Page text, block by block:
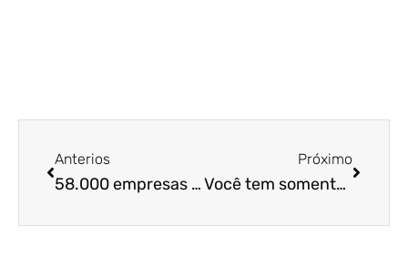
Anterios
58.000 empresas estão em malha fiscal. Saiba se você está no meio e o que fazer!
Próximo
Você tem somente até 31 de maio para entrega da declaração de IR, saiba como não cair na malha fina!